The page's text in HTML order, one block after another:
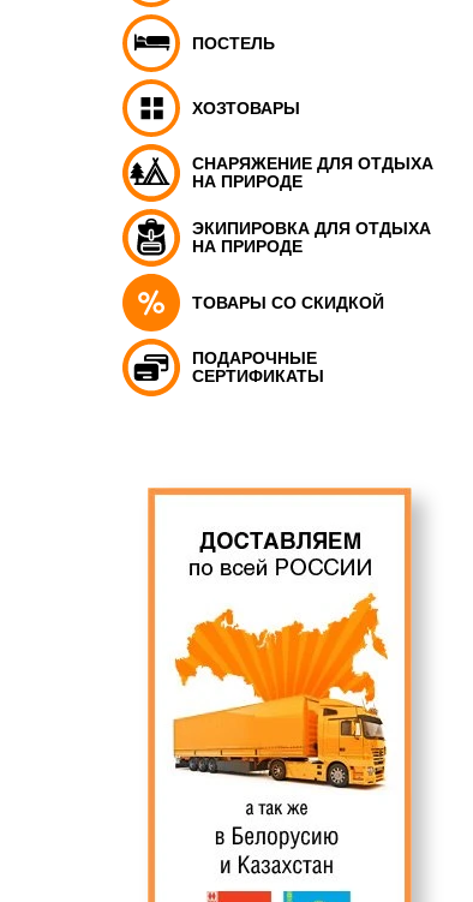
ПОСТЕЛЬ
ХОЗТОВАРЫ
СНАРЯЖЕНИЕ ДЛЯ ОТДЫХА
НА ПРИРОДЕ
ЭКИПИРОВКА ДЛЯ ОТДЫХА
НА ПРИРОДЕ
ТОВАРЫ СО СКИДКОЙ
ПОДАРОЧНЫЕ
СЕРТИФИКАТЫ